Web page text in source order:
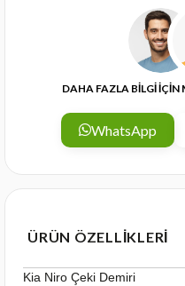
DAHA FAZLA BİLGİ
WhatsApp
ÜRÜN ÖZELLIKLERI
Kia Niro Çeki Demiri